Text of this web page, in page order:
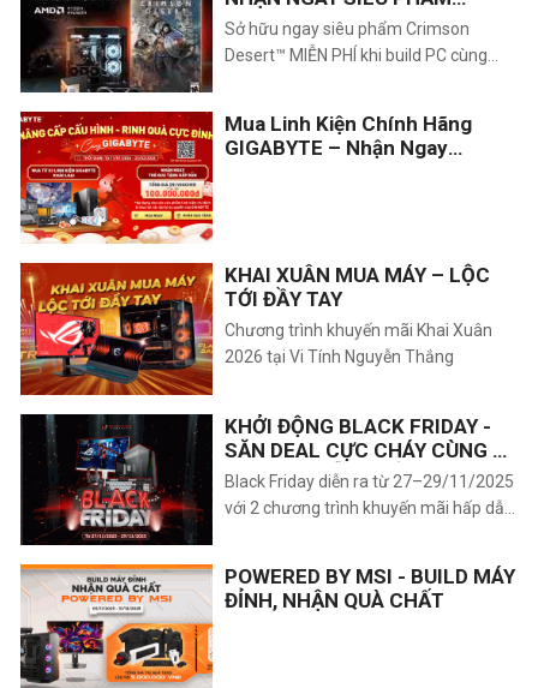
CRIMSON DESERT™
Sở hữu ngay siêu phẩm Crimson
Desert™ MIỄN PHÍ khi build PC cùng
trình khuyến mãi khủng từ AMD diễn ra
từ 10/02 đến 25/04/2026. Nâng cấp
Mua Linh Kiện Chính Hãng
GIGABYTE – Nhận Ngay
KHAI XUÂN MUA MÁY – LỘC
TỚI ĐẦY TAY
Chương trình khuyến mãi Khai Xuân
2026 tại Vi Tính Nguyễn Thắng
KHỞI ĐỘNG BLACK FRIDAY -
SĂN DEAL CỰC CHÁY CÙNG VI
TÍNH NGUYỄN THẮNG!!
Black Friday diễn ra từ 27–29/11/2025
với 2 chương trình khuyến mãi hấp dẫn:
sách. Áp dụng mua trực tiếp tại shop,
mỗi khách được mua 1 sản phẩm mỗi
POWERED BY MSI - BUILD MÁY
ĐỈNH, NHẬN QUÀ CHẤT